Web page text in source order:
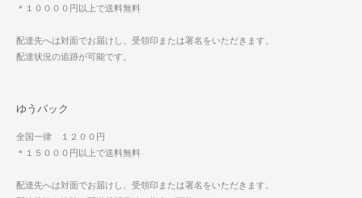
＊１００００円以上で送料無料
配達先へは対面でお届けし、受領印または署名をいただきます。
配達状況の追跡が可能です。
ゆうパック
全国一律 １２００円
＊１５０００円以上で送料無料
配達先へは対面でお届けし、受領印または署名をいただきます。